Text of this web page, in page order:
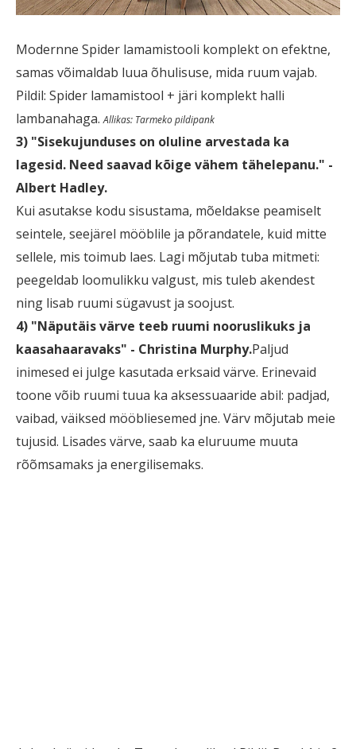
Modernne Spider lamamistooli komplekt on efektne,
samas võimaldab luua õhulisuse, mida ruum vajab.
Pildil: Spider lamamistool + järi komplekt halli
lambanahaga.Allikas: Tarmeko pildipank
3) "Sisekujunduses on oluline arvestada ka
lagesid. Need saavad kõige vähem tähelepanu." -
Albert Hadley.
Kui asutakse kodu sisustama, mõeldakse peamiselt
seintele, seejärel mööblile ja põrandatele, kuid mitte
sellele, mis toimub laes. Lagi mõjutab tuba mitmeti:
peegeldab loomulikku valgust, mis tuleb akendest
ning lisab ruumi sügavust ja soojust.
4) "Näputäis värve teeb ruumi nooruslikuks ja
kaasahaaravaks" - Christina Murphy.Paljud
inimesed ei julge kasutada erksaid värve. Erinevaid
toone võib ruumi tuua ka aksessuaaride abil: padjad,
vaibad, väiksed mööbliesemed jne. Värv mõjutab meie
tujusid. Lisades värve, saab ka eluruume muuta
rõõmsamaks ja energilisemaks.